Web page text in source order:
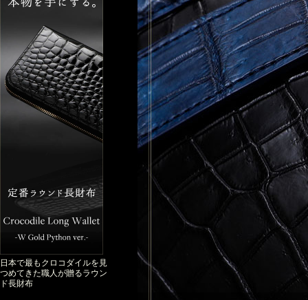
日本で最もクロコダイルを見
つめてきた職人が贈るラウン
ド長財布